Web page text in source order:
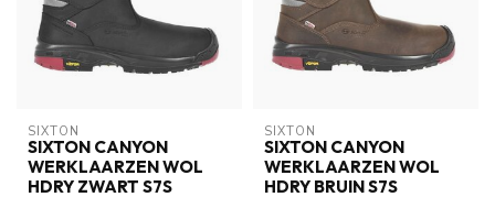
SIXTON
SIXTON CANYON
WERKLAARZEN WOL
HDRY ZWART S7S
SIXTON
SIXTON CANYON
WERKLAARZEN WOL
HDRY BRUIN S7S